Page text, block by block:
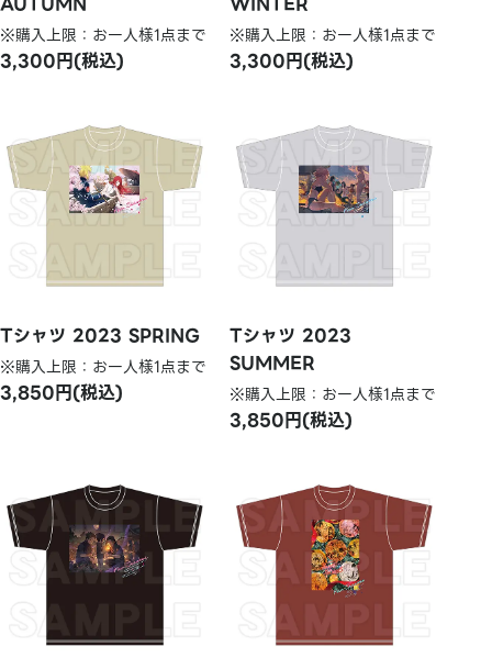
※購入上限：お一人様1点まで
3,300円(税込)
※購入上限：お一人様1点まで
3,300円(税込)
Tシャツ 2023 SPRING
※購入上限：お一人様1点まで
3,850円(税込)
Tシャツ 2023
SUMMER
※購入上限：お一人様1点まで
3,850円(税込)